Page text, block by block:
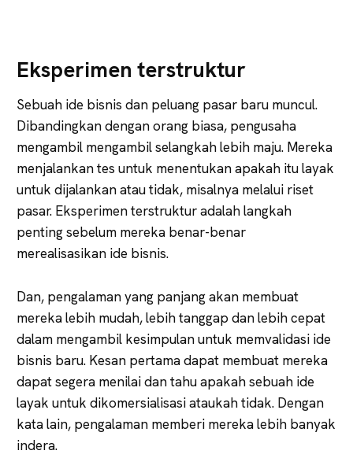
Eksperimen terstruktur
Sebuah ide bisnis dan peluang pasar baru muncul.
Dibandingkan dengan orang biasa, pengusaha
mengambil mengambil selangkah lebih maju. Mereka
menjalankan tes untuk menentukan apakah itu layak
untuk dijalankan atau tidak, misalnya melalui riset
pasar. Eksperimen terstruktur adalah langkah
penting sebelum mereka benar-benar
merealisasikan ide bisnis.
Dan, pengalaman yang panjang akan membuat
mereka lebih mudah, lebih tanggap dan lebih cepat
dalam mengambil kesimpulan untuk memvalidasi ide
bisnis baru. Kesan pertama dapat membuat mereka
dapat segera menilai dan tahu apakah sebuah ide
layak untuk dikomersialisasi ataukah tidak. Dengan
kata lain, pengalaman memberi mereka lebih banyak
indera.